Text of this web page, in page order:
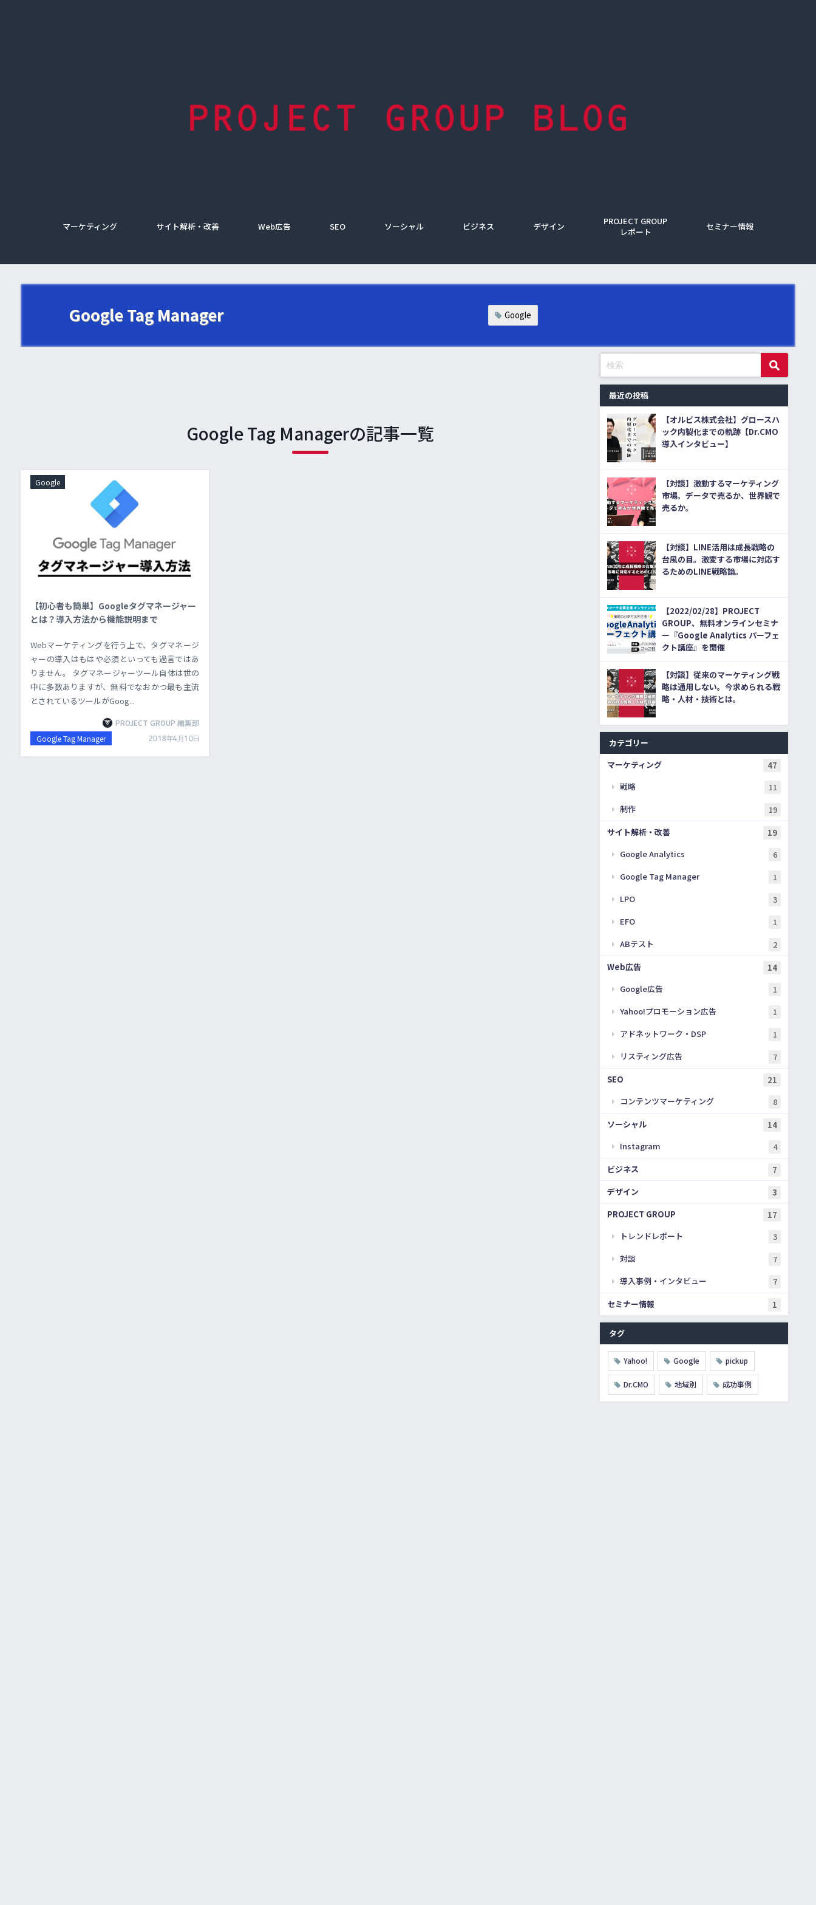
マーケティング サイト解析・改善 Web広告 SEO ソーシャル ビジネス デザイン
PROJECT GROUP
レポート
セミナー情報
Google Tag Manager Google
Google Tag Managerの記事一覧
Google Tag Manager
Google
【初心者も簡単】Googleタグマネージャー
とは？導入方法から機能説明まで
Webマーケティングを行う上で、タグマネージ
ャーの導入はもはや必須といっても過言ではあ
りません。 タグマネージャーツール自体は世の
中に多数ありますが、無料でなおかつ最も主流
とされているツールがGoog...
2018年4月10日
PROJECT GROUP 編集部
最近の投稿
【オルビス株式会社】グロースハ
ック内製化までの軌跡【Dr.CMO
導入インタビュー】
【対談】激動するマーケティング
市場。データで売るか、世界観で
売るか。
【対談】LINE活用は成長戦略の
台風の目。激変する市場に対応す
るためのLINE戦略論。
【2022/02/28】PROJECT
GROUP、無料オンラインセミナ
ー『Google Analytics パーフェ
クト講座』を開催
【対談】従来のマーケティング戦
略は通用しない。今求められる戦
略・人材・技術とは。
カテゴリー
マーケティング
47
戦略
11
制作
19
サイト解析・改善
19
Google Analytics
6
Google Tag Manager
1
LPO
3
EFO
1
ABテスト
2
Web広告
14
Google広告
1
Yahoo!プロモーション広告
1
アドネットワーク・DSP
1
リスティング広告
7
SEO
21
コンテンツマーケティング
8
ソーシャル
14
Instagram
4
ビジネス
7
デザイン
3
PROJECT GROUP
17
トレンドレポート
3
対談
7
導入事例・インタビュー
7
セミナー情報
1
タグ
Yahoo! Google pickup
Dr.CMO 地域別 成功事例